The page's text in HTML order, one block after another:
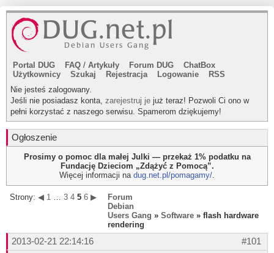
Portal DUG FAQ / Artykuły Forum DUG
ChatBox
Użytkownicy
Szukaj Rejestracja Logowanie
RSS
Nie jesteś zalogowany.
Jeśli nie posiadasz konta, zarejestruj je już teraz! Pozwoli Ci ono w
pełni korzystać z naszego serwisu. Spamerom dziękujemy!
Ogłoszenie
Prosimy o pomoc dla małej Julki — przekaż 1% podatku na
Fundację Dzieciom „Zdążyć z Pomocą”.
Więcej informacji na dug.net.pl/pomagamy/.
Strony: ◀ 1 … 3 4 5 6 ▶
Forum
Debian
Users Gang » Software » flash hardware
rendering
#101
2013-02-21 22:14:16